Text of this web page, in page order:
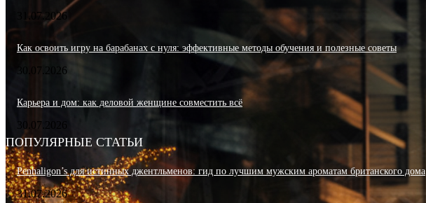
31.07.2026
Как освоить игру на барабанах с нуля: эффективные методы обучения и полезные советы
30.07.2026
Карьера и дом: как деловой женщине совместить всё
30.07.2026
ПОПУЛЯРНЫЕ СТАТЬИ
Penhaligon’s для истинных джентльменов: гид по лучшим мужским ароматам британского дома
31.07.2026